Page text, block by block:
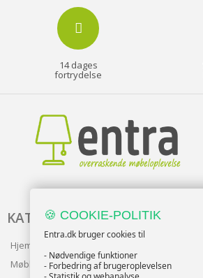
14 dages
fortrydelse
KATALOG
Hjem & Have
Møbler
🍪 COOKIE-POLITIK
Entra.dk bruger cookies til
- Nødvendige funktioner
- Forbedring af brugeroplevelsen